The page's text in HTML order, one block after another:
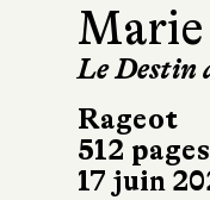
Le Destin
Rageot
512
17 juin